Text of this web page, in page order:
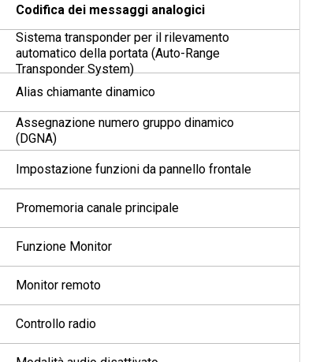
Codifica dei messaggi analogici
Sistema transponder per il rilevamento
automatico della portata (Auto-Range
Transponder System)
Alias chiamante dinamico
Assegnazione numero gruppo dinamico
(DGNA)
Impostazione funzioni da pannello frontale
Promemoria canale principale
Funzione Monitor
Monitor remoto
Controllo radio